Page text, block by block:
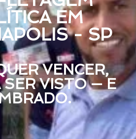
EM
- SP
VENCER,
SER VISTO — E